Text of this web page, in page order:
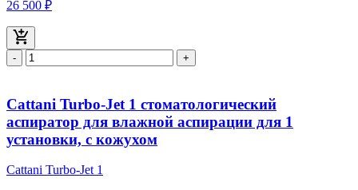
26 500 ₽
- +
Cattani Turbo-Jet 1 стоматологический
аспиратор для влажной аспирации для 1
установки, с кожухом
Cattani Turbo-Jet 1